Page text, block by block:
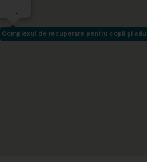
Complexul de recuperare pentru copii și
Complexul de recuperare pentru copii și
-